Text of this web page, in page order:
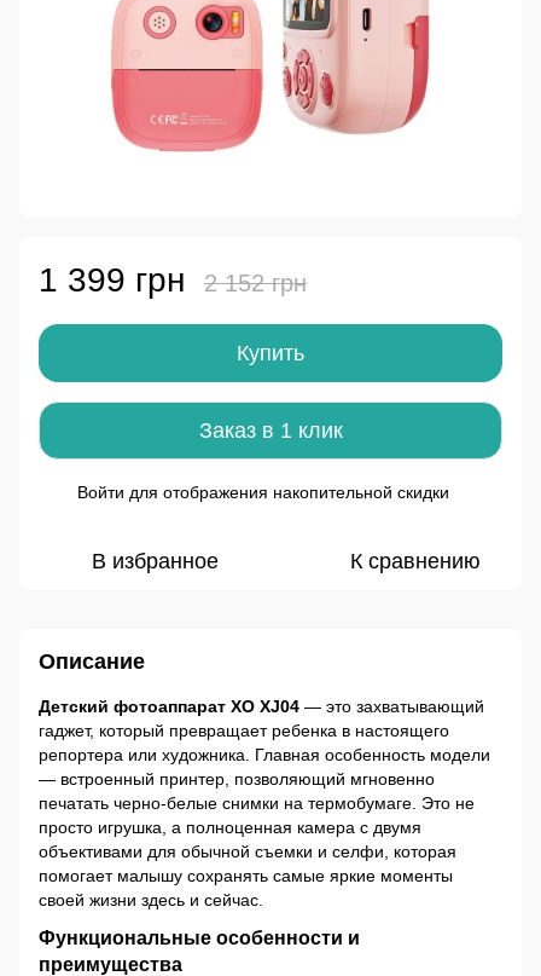
1 399 грн 2 152 грн
Купить
Заказ в 1 клик
Войти для отображения накопительной скидки
В избранное К сравнению
Описание
Детский фотоаппарат XO XJ04 — это захватывающий
гаджет, который превращает ребенка в настоящего
репортера или художника. Главная особенность модели
— встроенный принтер, позволяющий мгновенно
печатать черно-белые снимки на термобумаге. Это не
просто игрушка, а полноценная камера с двумя
объективами для обычной съемки и селфи, которая
помогает малышу сохранять самые яркие моменты
своей жизни здесь и сейчас.
Функциональные особенности и
преимущества